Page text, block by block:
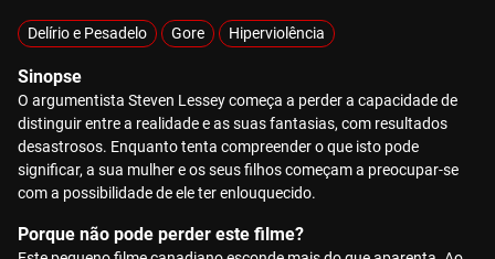
Delírio e Pesadelo Gore Hiperviolência
Sinopse
O argumentista Steven Lessey começa a perder a capacidade de
distinguir entre a realidade e as suas fantasias, com resultados
desastrosos. Enquanto tenta compreender o que isto pode
significar, a sua mulher e os seus filhos começam a preocupar-se
com a possibilidade de ele ter enlouquecido.
Porque não pode perder este filme?